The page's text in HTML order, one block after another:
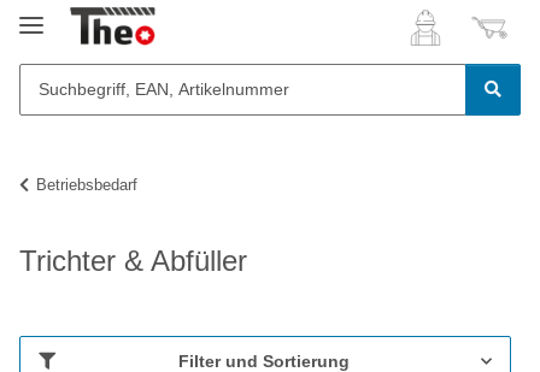
Betriebsbedarf
Trichter & Abfüller
Filter und Sortierung